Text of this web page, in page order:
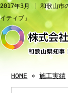
2017年3月 | 和歌山市
イティブ」
HOME »施工実績